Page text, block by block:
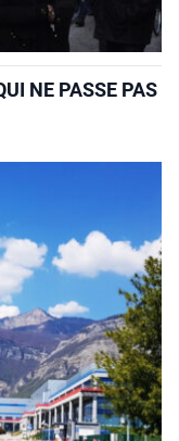
NE PASSE PAS